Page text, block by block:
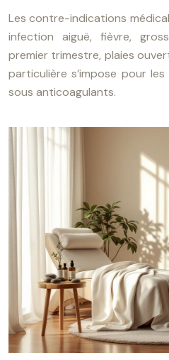
Les contre-indications
infection aiguë, fièvre,
premier trimestre, plaies
particulière s’impose pour
sous anticoagulants.